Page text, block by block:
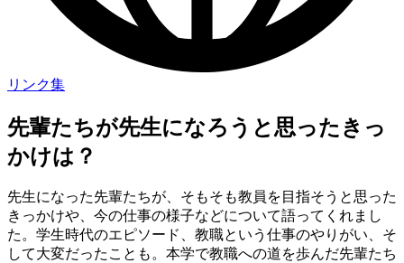
リンク集
先輩たちが先生になろうと思ったきっ
かけは？
先生になった先輩たちが、そもそも教員を目指そうと思った
きっかけや、 今の仕事の様子などについて語ってくれまし
た。 学生時代のエピソード、教職という仕事のやりがい、そ
して大変だったことも。 本学で教職への道を歩んだ先輩たち